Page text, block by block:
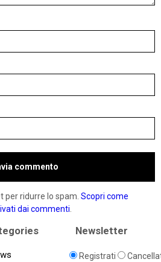
per ridurre lo spam. Scopri come
dai commenti.
Newsletter
Registrati